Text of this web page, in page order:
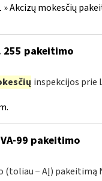
» Akcizų mokesčių
255 pakeitimo
inspekcijos prie
99 pakeitimo
− AĮ) pakeitimą